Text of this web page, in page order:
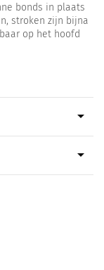
bonds in plaats
stroken zijn bijna
op het hoofd
arrow_drop_down
arrow_drop_down